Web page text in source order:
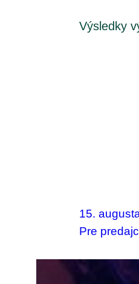
Výsledky
15.
Pre